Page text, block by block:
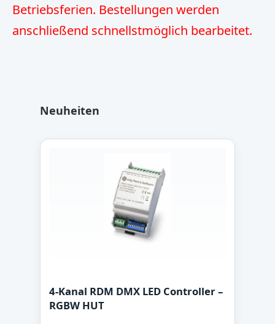
Betriebsferien. Bestellungen werden
anschließend schnellstmöglich bearbeitet.
Produktgalerie überspringen
Neuheiten
4-Kanal RDM DMX LED Controller –
RGBW HUT